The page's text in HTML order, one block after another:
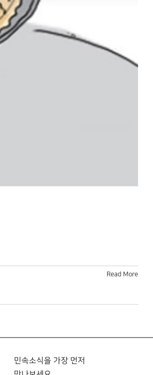
Read More
민속소식을 가장 먼저